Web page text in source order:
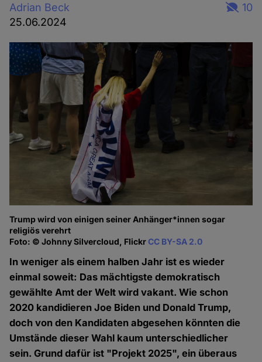
Adrian Beck
25.06.2024
10
Trump wird von einigen seiner Anhänger*innen sogar
religiös verehrt
Foto: © Johnny Silvercloud, FlickrCC BY-SA 2.0
In weniger als einem halben Jahr ist es wieder
einmal soweit: Das mächtigste demokratisch
gewählte Amt der Welt wird vakant. Wie schon
2020 kandidieren Joe Biden und Donald Trump,
doch von den Kandidaten abgesehen könnten die
Umstände dieser Wahl kaum unterschiedlicher
sein. Grund dafür ist "Projekt 2025", ein überaus